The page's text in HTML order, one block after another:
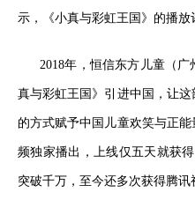
示 ， 《小真与彩虹王国》 的播放
2018年，恒信东方儿童（广
真与彩虹王国》引进中国，让
的方式赋予中国儿童欢笑与正
频独家播出，上线仅五天就获
突破千万，至今还多次获得腾讯